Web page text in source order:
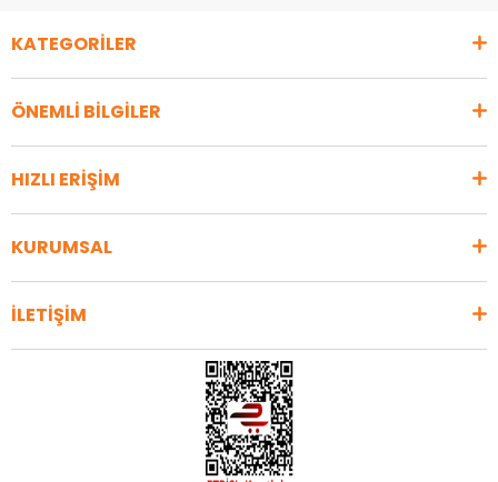
KATEGORİLER
ÖNEMLİ BİLGİLER
HIZLI ERİŞİM
KURUMSAL
İLETİŞİM